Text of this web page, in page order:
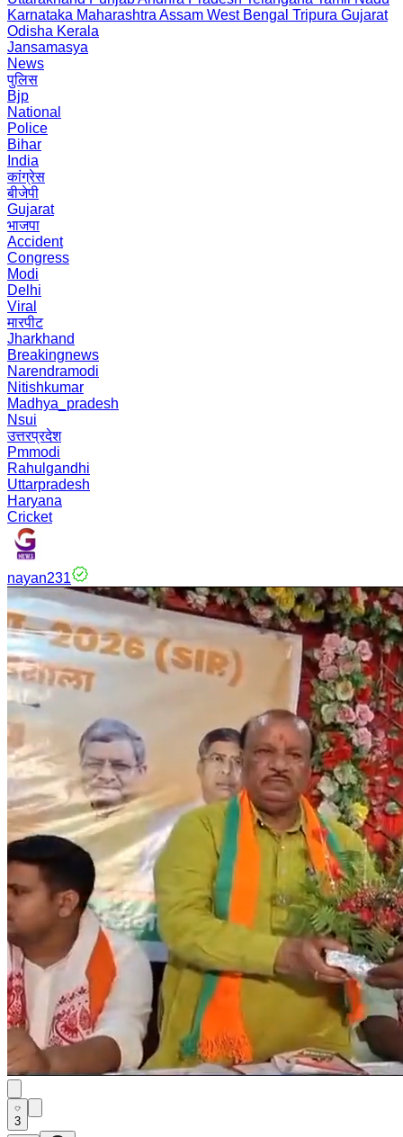
Karnataka Maharashtra Assam West Bengal Tripura Gujarat
Odisha Kerala
Jansamasya
News
पुलिस
Bjp
National
Police
Bihar
India
कांग्रेस
बीजेपी
Gujarat
भाजपा
Accident
Congress
Modi
Delhi
Viral
मारपीट
Jharkhand
Breakingnews
Narendramodi
Nitishkumar
Madhya_pradesh
Nsui
उत्तरप्रदेश
Pmmodi
Rahulgandhi
Uttarpradesh
Haryana
Cricket
nayan231
3